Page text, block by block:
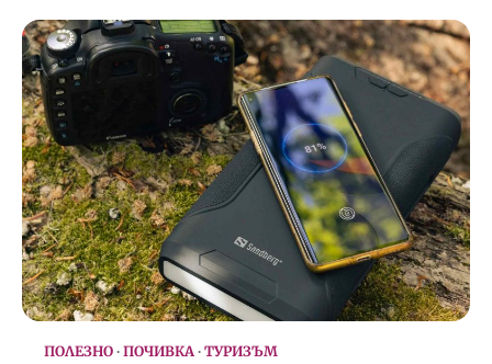
ПОЛЕЗНО ПОЧИВКА ТУРИЗЪМ